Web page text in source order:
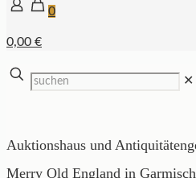
0
0,00 €
✕
Auktionshaus und
Merry Old England in